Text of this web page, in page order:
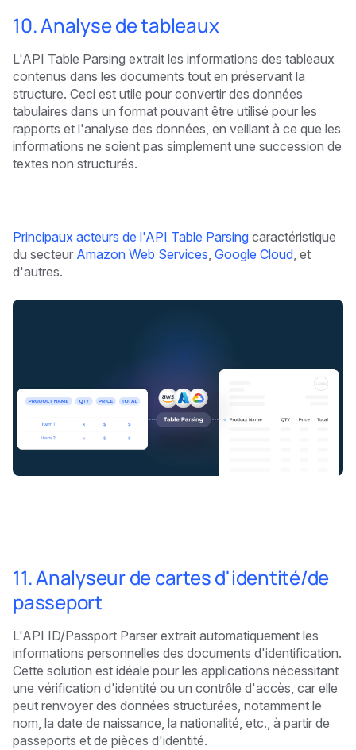
10. Analyse de tableaux
L'API Table Parsing extrait les informations des tableaux
contenus dans les documents tout en préservant la
structure. Ceci est utile pour convertir des données
tabulaires dans un format pouvant être utilisé pour les
rapports et l'analyse des données, en veillant à ce que les
informations ne soient pas simplement une succession de
textes non structurés.
Principaux acteurs de l'API Table Parsing caractéristique
du secteur Amazon Web Services Google Cloud , et
d'autres.
11. Analyseur de cartes d'identité/de
passeport
L'API ID/Passport Parser extrait automatiquement les
informations personnelles des documents d'identification.
Cette solution est idéale pour les applications nécessitant
une vérification d'identité ou un contrôle d'accès, car elle
peut renvoyer des données structurées, notamment le
nom, la date de naissance, la nationalité, etc., à partir de
passeports et de pièces d'identité.